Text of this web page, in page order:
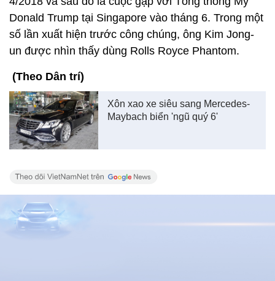
Donald Trump tại Singapore vào tháng 6. Trong một
số lần xuất hiện trước công chúng, ông Kim Jong-
un được nhìn thấy dùng Rolls Royce Phantom.
(Theo Dân trí)
Xôn xao xe siêu sang Mercedes-
Maybach biển 'ngũ quý 6'